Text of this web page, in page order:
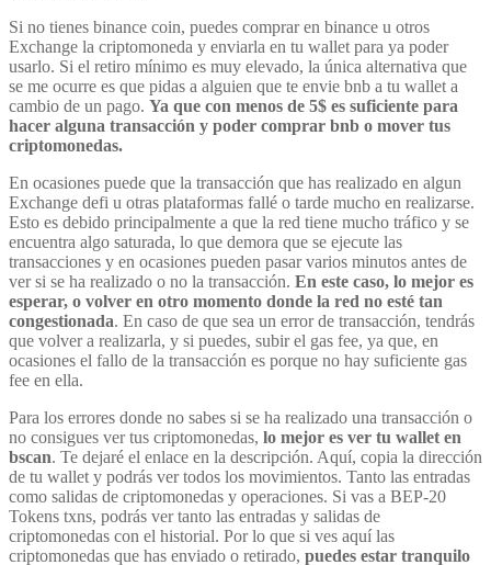
Si no tienes binance coin, puedes comprar en binance u otros
Exchange la criptomoneda y enviarla en tu wallet para ya poder
usarlo. Si el retiro mínimo es muy elevado, la única alternativa que
se me ocurre es que pidas a alguien que te envie bnb a tu wallet a
cambio de un pago. Ya que con menos de 5$ es suficiente para
hacer alguna transacción y poder comprar bnb o mover tus
criptomonedas.
En ocasiones puede que la transacción que has realizado en algun
Exchange defi u otras plataformas fallé o tarde mucho en realizarse.
Esto es debido principalmente a que la red tiene mucho tráfico y se
encuentra algo saturada, lo que demora que se ejecute las
transacciones y en ocasiones pueden pasar varios minutos antes de
ver si se ha realizado o no la transacción. En este caso, lo mejor es
esperar, o volver en otro momento donde la red no esté tan
congestionada. En caso de que sea un error de transacción, tendrás
que volver a realizarla, y si puedes, subir el gas fee, ya que, en
ocasiones el fallo de la transacción es porque no hay suficiente gas
fee en ella.
Para los errores donde no sabes si se ha realizado una transacción o
no consigues ver tus criptomonedas, lo mejor es ver tu wallet en
bscan. Te dejaré el enlace en la descripción. Aquí, copia la dirección
de tu wallet y podrás ver todos los movimientos. Tanto las entradas
como salidas de criptomonedas y operaciones. Si vas a BEP-20
Tokens txns, podrás ver tanto las entradas y salidas de
criptomonedas con el historial. Por lo que si ves aquí las
criptomonedas que has enviado o retirado, puedes estar tranquilo